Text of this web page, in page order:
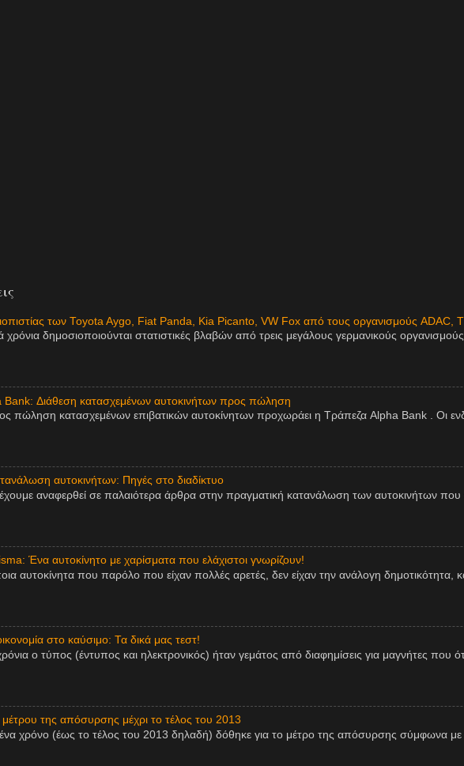
των Toyota Aygo, Fiat Panda, Kia Picanto, VW Fox από τους οργανισμούς ADAC,
χρόνια δημοσιοποιούνται στατιστικές βλαβών από τρεις μεγάλους γερμανικούς
Bank: Διάθεση κατασχεμένων αυτοκινήτων προς πώληση
πώληση κατασχεμένων επιβατικών αυτοκίνητων προχωράει η Τράπεζα Alpha Bank . Οι
αυτοκινήτων: Πηγές στο διαδίκτυο
αναφερθεί σε παλαιότερα άρθρα στην πραγματική κατανάλωση των αυτοκινήτων
Ένα αυτοκίνητο με χαρίσματα που ελάχιστοι γνωρίζουν!
αυτοκίνητα που παρόλο που είχαν πολλές αρετές, δεν είχαν την ανάλογη δημοτικότητα,
στο καύσιμο: Τα δικά μας τεστ!
ο τύπος (έντυπος και ηλεκτρονικός) ήταν γεμάτος από διαφημίσεις για μαγνήτες που
της απόσυρσης μέχρι το τέλος του 2013
χρόνο (έως το τέλος του 2013 δηλαδή) δόθηκε για το μέτρο της απόσυρσης σύμφωνα